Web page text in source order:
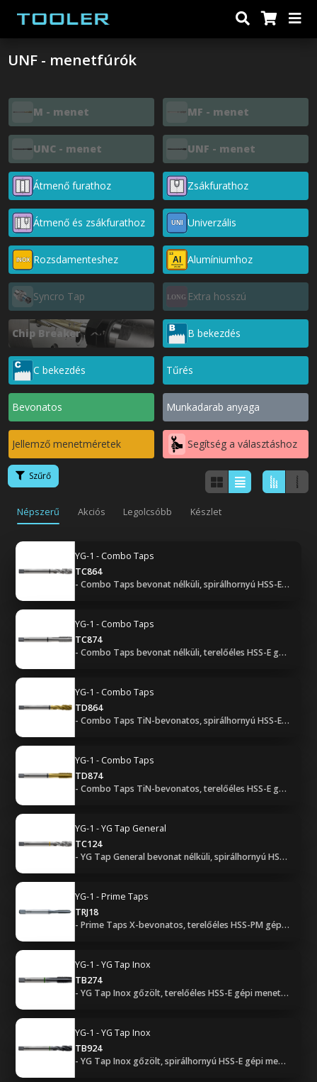
UNF - menetfúrók
M - menet MF - menet
UNC - menet UNF - menet
Átmenő furathoz Zsákfurathoz
Átmenő és zsákfurathoz Univerzális
Rozsdamenteshez Alumíniumhoz
Syncro Tap Extra hosszú
Chip Breaker B bekezdés
C bekezdés Tűrés
Bevonatos Munkadarab anyaga
Jellemző menetméretek Segítség a választáshoz
Szűrő
Népszerű Akciós Legolcsóbb Készlet
YG-1 - Combo Taps
TC864
- Combo Taps bevonat nélküli, spirálhornyú HSS-E gépi menetfúró - UNF (2B, C bekezdéssel)
YG-1 - Combo Taps
TC874
- Combo Taps bevonat nélküli, terelőéles HSS-E gépi menetfúró - UNF (2B, B bekezdéssel)
YG-1 - Combo Taps
TD864
- Combo Taps TiN-bevonatos, spirálhornyú HSS-E gépi menetfúró - UNF (2B, C bekezdéssel)
YG-1 - Combo Taps
TD874
- Combo Taps TiN-bevonatos, terelőéles HSS-E gépi menetfúró - UNF (2B, B bekezdéssel)
YG-1 - YG Tap General
TC124
- YG Tap General bevonat nélküli, spirálhornyú HSS-E gépi menetfúró - UNF (2B, C bekezdéssel)
YG-1 - Prime Taps
TRJ18
- Prime Taps X-bevonatos, terelőéles HSS-PM gépi menetfúró - UNF (2BX, B bekezdéssel)
YG-1 - YG Tap Inox
TB274
- YG Tap Inox gőzölt, terelőéles HSS-E gépi menetfúró - UNF (2B, B bekezdéssel)
YG-1 - YG Tap Inox
TB924
- YG Tap Inox gőzölt, spirálhornyú HSS-E gépi menetfúró - UNF (2B, C bekezdéssel)